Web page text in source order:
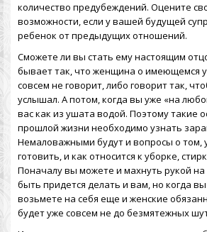
количество предубеждений. Оцените
возможности, если у вашей будущей
ребенок от предыдущих отношений.
Сможете ли вы стать ему настоящим
бывает так, что женщина о имеющемся
совсем не говорит, либо говорит так,
услышал. А потом, когда вы уже «на
вас как из ушата водой. Поэтому такие
прошлой жизни необходимо узнать
Немаловажными будут и вопросы о том,
готовить, и как относится к уборке,
Поначалу вы можете и махнуть рукой на
быть придется делать и вам, но когда
возьмете на себя еще и женские
будет уже совсем не до безмятежных